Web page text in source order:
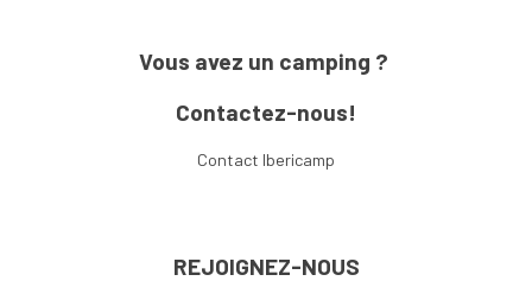
Vous avez un camping ?
Contactez-nous!
Contact Ibericamp
REJOIGNEZ-NOUS